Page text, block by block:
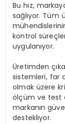
Bu hız,
sağlıyor. Tüm
kontrol
uygulanıyor.
Üretimden
sistemleri, far
olmak üzere
ölçüm ve test
markanın
destekliyor.